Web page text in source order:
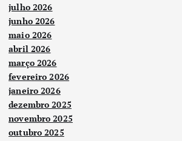
julho 2026
junho 2026
maio 2026
abril 2026
março 2026
fevereiro 2026
janeiro 2026
dezembro 2025
novembro 2025
outubro 2025